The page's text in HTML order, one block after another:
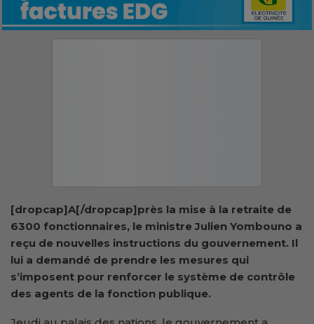
[dropcap]A[/dropcap]près la mise à la retraite de
6300 fonctionnaires, le ministre Julien Yombouno a
reçu de nouvelles instructions du gouvernement. Il
lui a demandé de prendre les mesures qui
s’imposent pour renforcer le système de contrôle
des agents de la fonction publique.